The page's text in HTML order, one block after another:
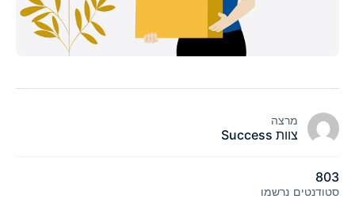
מרצה
צוות Success
803
סטודנטים נרשמו